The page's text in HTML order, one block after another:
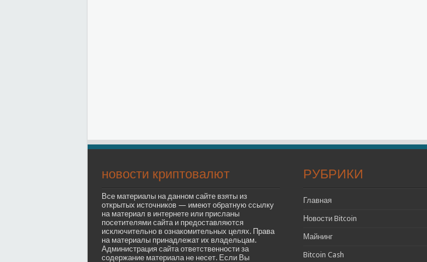
новости криптовалют
Все материалы на данном сайте взяты из
открытых источников — имеют обратную ссылку
на материал в интернете или присланы
посетителями сайта и предоставляются
исключительно в ознакомительных целях. Права
на материалы принадлежат их владельцам.
Администрация сайта ответственности за
содержание материала не несет. Если Вы
РУБРИКИ
Главная
Новости Bitcoin
Майнинг
Bitcoin Cash